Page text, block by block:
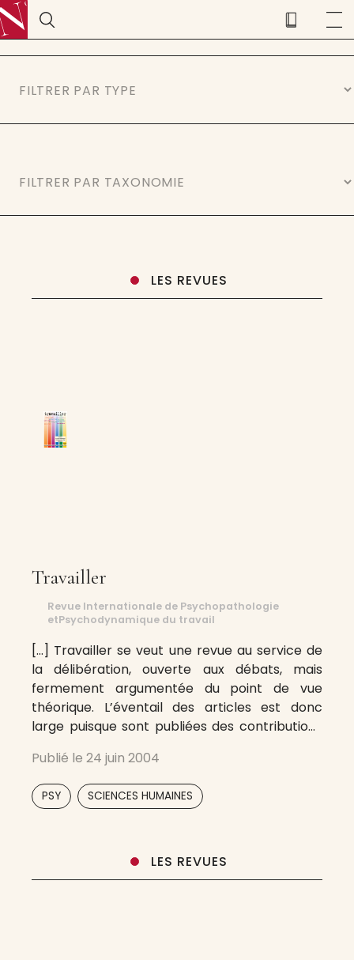
LES REVUES
Travailler
Revue Internationale de Psychopathologie
etPsychodynamique du travail
[…] Travailler se veut une revue au service de
la délibération, ouverte aux débats, mais
fermement argumentée du point de vue
théorique. L’éventail des articles est donc
large puisque sont publiées des contributions
humaines et sociales, aussi bien que des
sciences de l’ingénieur ou des sciences
médico-biologiques, dans
Publié le 24 juin 2004
PSY SCIENCES HUMAINES
LES REVUES